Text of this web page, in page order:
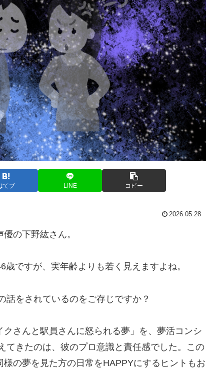
てブ LINE コピー
2026.05.28
の下野紘さん。
ですが、実年齢よりも若く見えますよね。
話をされているのをご存じですか？
さんと駅員さんに怒られる夢」を、夢活コンシ
てきたのは、彼のプロ意識と責任感でした。この
の夢を見た方の日常をHAPPYにするヒントもお